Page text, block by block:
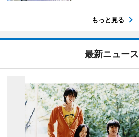
もっと見る
最新ニュース